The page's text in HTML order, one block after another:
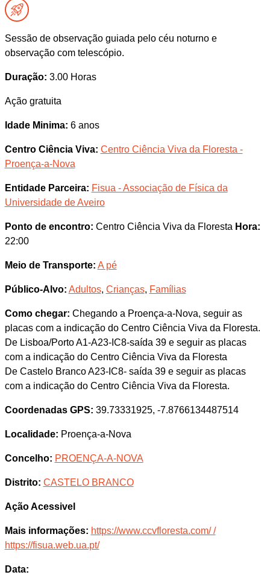
Sessão de observação guiada pelo céu noturno e
observação com telescópio.
Duração: 3.00 Horas
Ação gratuita
Idade Minima: 6 anos
Centro Ciência Viva: Centro Ciência Viva da Floresta -
Proença-a-Nova
Entidade Parceira: Fisua - Associação de Física da
Universidade de Aveiro
Ponto de encontro: Centro Ciência Viva da Floresta Hora:
22:00
Meio de Transporte: A pé
Público-Alvo: Adultos, Crianças, Famílias
Como chegar: Chegando a Proença-a-Nova, seguir as
placas com a indicação do Centro Ciência Viva da Floresta.
De Lisboa/Porto A1-A23-IC8-saída 39 e seguir as placas
com a indicação do Centro Ciência Viva da Floresta
De Castelo Branco A23-IC8- saída 39 e seguir as placas
com a indicação do Centro Ciência Viva da Floresta.
Coordenadas GPS: 39.73331925, -7.8766134487514
Localidade: Proença-a-Nova
Concelho: PROENÇA-A-NOVA
Distrito: CASTELO BRANCO
Ação Acessivel
Mais informações: https://www.ccvfloresta.com/ /
https://fisua.web.ua.pt/
Data: